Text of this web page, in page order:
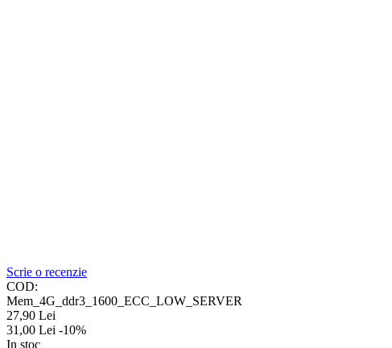
Scrie o recenzie
COD:
Mem_4G_ddr3_1600_ECC_LOW_SERVER
27,90 Lei
31,00 Lei -10%
In stoc